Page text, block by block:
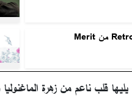
قلب ناعم من زهرة